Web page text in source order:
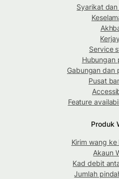
Syarikat
Service
Hubungan
Gabungan dan
Pusat
Feature
Produk
Kirim wang
Akaun
Kad debit
Jumlah